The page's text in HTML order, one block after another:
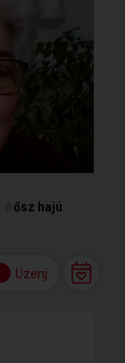
ősz hajú
Üzenj